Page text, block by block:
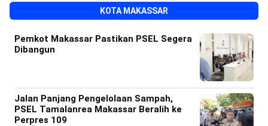
KOTA MAKASSAR
Pemkot Makassar Pastikan PSEL Segera
Dibangun
Jalan Panjang Pengelolaan Sampah,
PSEL Tamalanrea Makassar Beralih ke
Perpres 109